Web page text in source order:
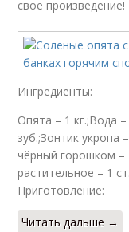
своё произведение!
Ингредиенты:
Опята – 1 кг.;Вода
зуб.;Зонтик укропа
чёрный горошком –
растительное – 1
Приготовление:
Читать дальше →